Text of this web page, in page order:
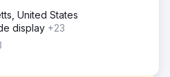
United States
display +23